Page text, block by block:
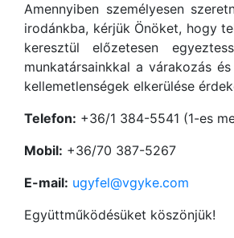
Amennyiben személyesen
irodánkba, kérjük Önöket, hogy
keresztül előzetesen
munkatársainkkal a várakozás
kellemetlenségek elkerülése
Telefon: +36/1 384-5541 (1-es
Mobil: +36/70 387-5267
E-mail: ugyfel@vgyke.com
Együttműködésüket köszönjük!